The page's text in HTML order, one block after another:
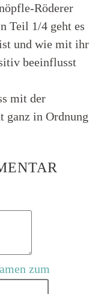
Röderer
Teil 1/4 geht es
und wie mit ihr
beeinflusst
mit der
ganz in Ordnung
zum